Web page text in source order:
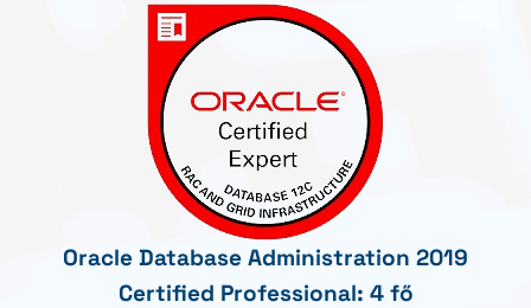
Oracle Database Administration 2019
Certified Professional: 4 fő